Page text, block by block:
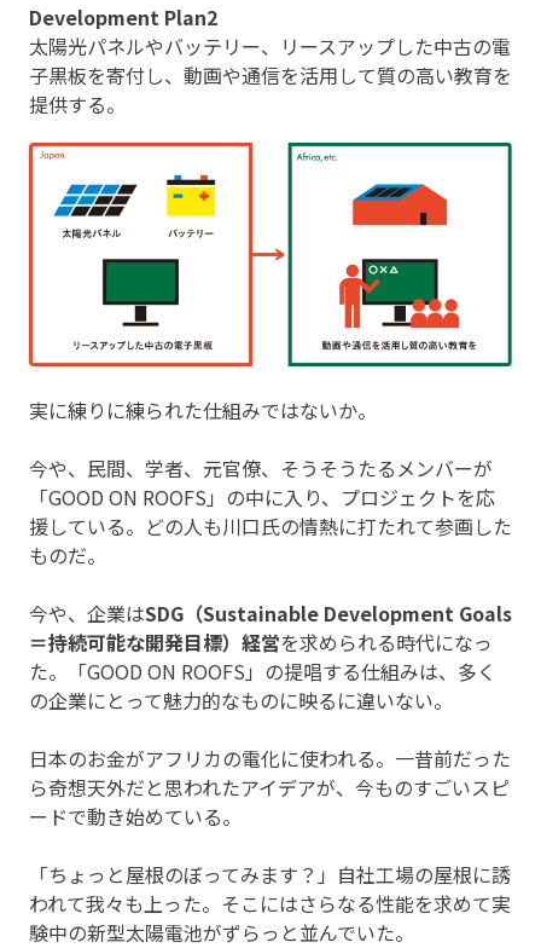
Development Plan2
太陽光パネルやバッテリー、リースアップした中古の電
子黒板を寄付し、動画や通信を活用して質の高い教育を
提供する。
実に練りに練られた仕組みではないか。
今や、民間、学者、元官僚、そうそうたるメンバーが
「GOOD ON ROOFS」の中に入り、プロジェクトを応
援している。どの人も川口氏の情熱に打たれて参画した
ものだ。
今や、企業はSDG（Sustainable Development Goals
＝持続可能な開発目標）経営を求められる時代になっ
た。「GOOD ON ROOFS」の提唱する仕組みは、多く
の企業にとって魅力的なものに映るに違いない。
日本のお金がアフリカの電化に使われる。一昔前だった
ら奇想天外だと思われたアイデアが、今ものすごいスピ
ードで動き始めている。
「ちょっと屋根のぼってみます？」自社工場の屋根に誘
われて我々も上った。そこにはさらなる性能を求めて実
験中の新型太陽電池がずらっと並んでいた。